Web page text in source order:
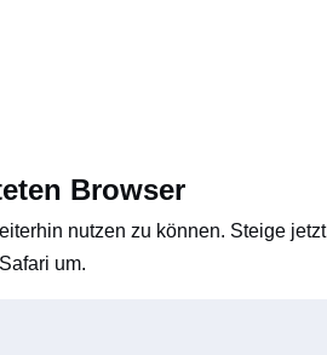
Browser
nutzen zu können. Steige jetzt
um.